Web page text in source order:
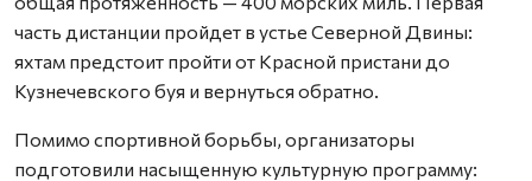
часть дистанции пройдет в устье Северной Двины:
яхтам предстоит пройти от Красной пристани до
Кузнечевского буя и вернуться обратно.
Помимо спортивной борьбы, организаторы
подготовили насыщенную культурную программу: